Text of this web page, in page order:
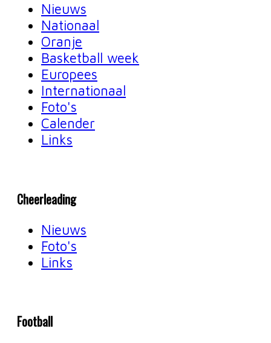
Nieuws
Nationaal
Oranje
Basketball week
Europees
Internationaal
Foto's
Calender
Links
Cheerleading
Nieuws
Foto's
Links
Football